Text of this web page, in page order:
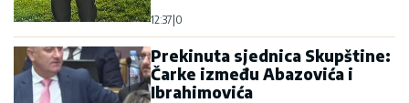
12:37 0
Prekinuta sjednica Skupštine:
Čarke između Abazovića i
Ibrahimovića